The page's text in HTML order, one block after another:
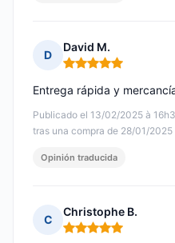
D
David M.
Nota: 5 de 5
Publicado el 13/02/2025 à
tras una compra de 28/01/2025
Entrega rápida y
Opinión traducida
C
Christophe B.
Nota: 5 de 5